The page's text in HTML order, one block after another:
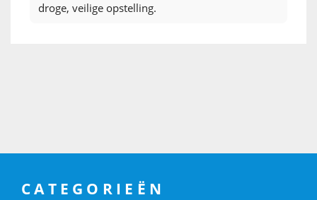
droge, veilige opstelling.
CATEGORIEËN